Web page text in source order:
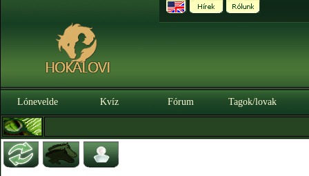
Lónevelde Kvíz Fórum Tagok/lovak